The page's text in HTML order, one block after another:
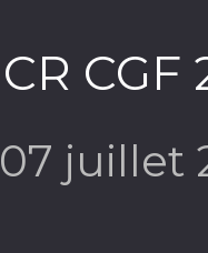
CR
07 juillet